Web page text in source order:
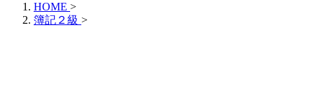
HOME >
簿記２級 >